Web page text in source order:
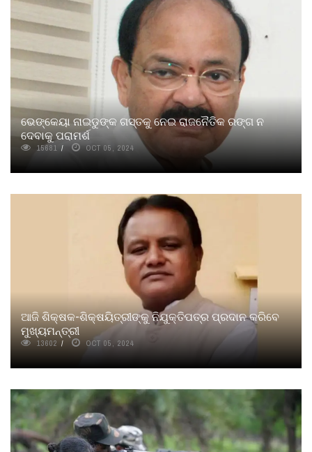
ଭେଙ୍କେୟା ନାଇଡୁଙ୍କ ଗସ୍ତକୁ ନେଇ ରାଜନୈତିକ ରଙ୍ଗ ନ
ଦେବାକୁ ପରାମର୍ଶ
15681 OCT 05, 2024
ଆଜି ଶିକ୍ଷକ-ଶିକ୍ଷୟିତ୍ରୀଙ୍କୁ ନିଯୁକ୍ତିପତ୍ର ପ୍ରଦାନ କରିବେ
ମୁଖ୍ୟମନ୍ତ୍ରୀ
13602 OCT 05, 2024